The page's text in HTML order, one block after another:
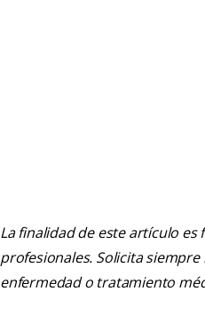
La finalidad de este artículo
profesionales. Solicita
enfermedad o tratamiento